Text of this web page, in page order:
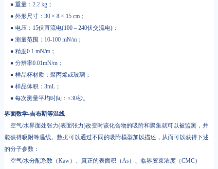
● 重量：2.2 kg；
● 外形尺寸：30 × 8 × 15 cm；
● 电压：15伏直流电(100 – 240伏交流电)；
● 测量范围：10-100 mN/m；
● 精度0.1 mN/m；
● 分辨率0.01mN/m；
● 样品杯材质：聚丙烯或玻璃；
● 样品体积：3mL；
● 每次测量平均时间：≤30秒。
界面数学-吉布斯等温线
空气/水界面处张力(表面张力)改变时该化合物的吸附和聚集就可以被监测，并
能获得吸附等温线。数据可以通过不同的吸附模型加以描述，从而可以获得下述
的分子参数：
空气/水分配系数（Kaw）、真正的表面积（As）、临界胶束浓度（CMC）